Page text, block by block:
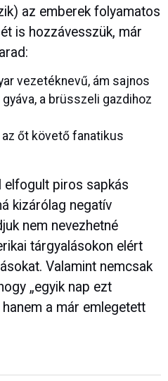
az emberek folyamatos
is hozzávesszük, már
vezetéknevű, ám sajnos
a brüsszeli gazdihoz
őt követő fanatikus
elfogult piros sapkás
kizárólag negatív
nem nevezhetné
tárgyalásokon elért
Valamint nemcsak
„egyik nap ezt
a már emlegetett